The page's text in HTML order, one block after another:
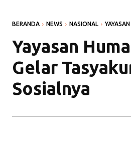
BERANDA NEWS NASIONAL
Yayasan
Gelar
Sosialnya